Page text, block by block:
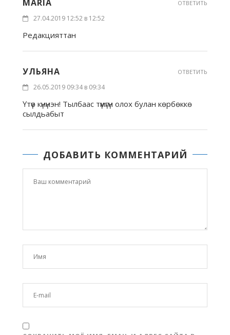
MARIA
27.04.2019 12:52 в 12:52
Редакцияттан
ОТВЕТИТЬ
УЛЬЯНА
26.05.2019 09:34 в 09:34
Үтүө күнүнэн! Тылбаас түмүгүн олох булан көрбөккө
сылдьабыт
ОТВЕТИТЬ
ДОБАВИТЬ КОММЕНТАРИЙ